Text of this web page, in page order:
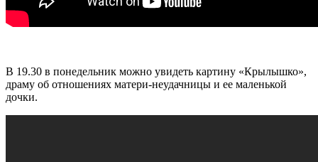
В 19.30 в понедельник можно увидеть картину «Крылышко»,
драму об отношениях матери-неудачницы и ее маленькой
дочки.